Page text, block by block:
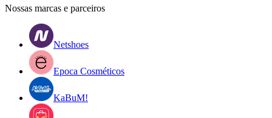
Nossas marcas e parceiros
Netshoes
Epoca Cosméticos
KaBuM!